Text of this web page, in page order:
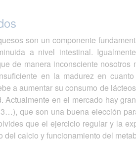
son un componente
a nivel intestinal.
de manera inconsciente
en la madurez en
a aumentar su consumo de
Actualmente en el mercado hay
que son una buena elección
que el ejercicio regular y la
del calcio y funcionamiento del